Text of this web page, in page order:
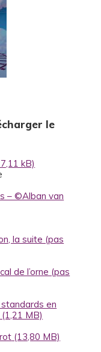
le
– ©Alban van
la suite (pas
de l’orne (pas
en